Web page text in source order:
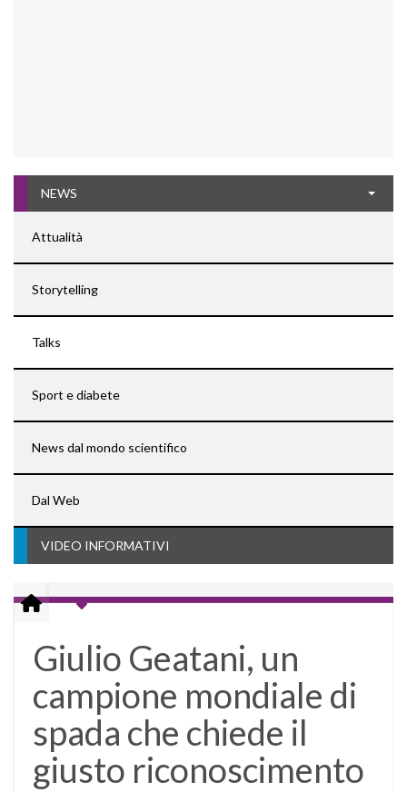
NEWS
Attualità
Storytelling
Talks
Sport e diabete
News dal mondo scientifico
Dal Web
VIDEO INFORMATIVI
Giulio Geatani, un
campione mondiale di
spada che chiede il
giusto riconoscimento